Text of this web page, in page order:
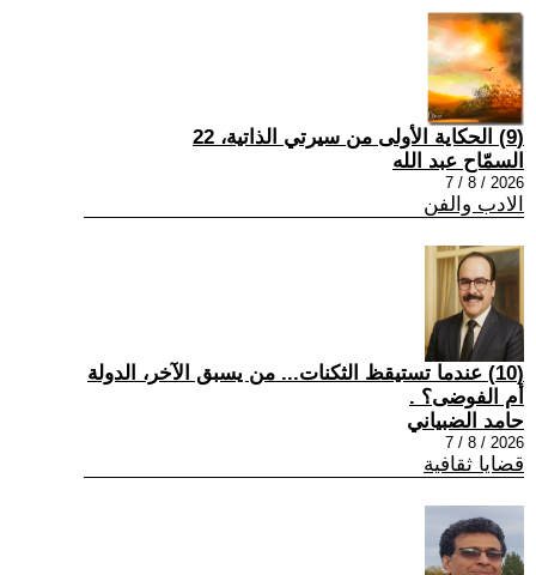
(9) الحكاية الأولى من سيرتي الذاتية، 22
السمّاح عبد الله
2026 / 8 / 7
الادب والفن
(10) عندما تستيقظ الثكنات... من يسبق الآخر، الدولة
أم الفوضى؟ .
حامد الضبياني
2026 / 8 / 7
قضايا ثقافية